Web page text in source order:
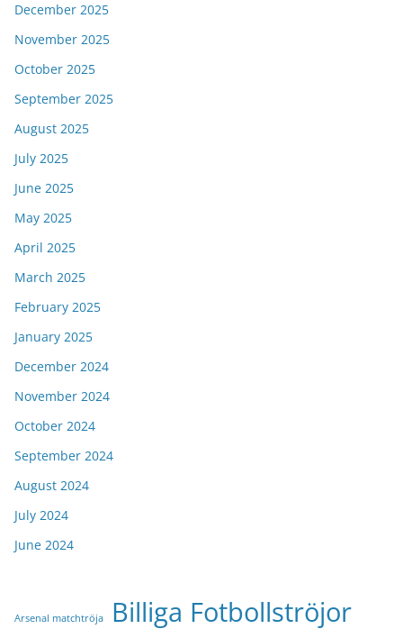
December 2025
November 2025
October 2025
September 2025
August 2025
July 2025
June 2025
May 2025
April 2025
March 2025
February 2025
January 2025
December 2024
November 2024
October 2024
September 2024
August 2024
July 2024
June 2024
Arsenal matchtröja Billiga Fotbollströjor